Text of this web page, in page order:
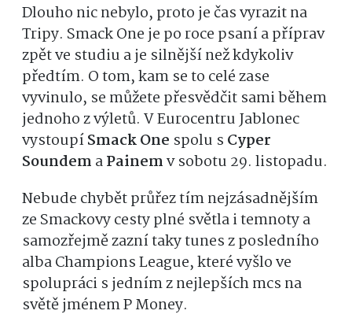
Dlouho nic nebylo, proto je čas vyrazit na
Tripy. Smack One je po roce psaní a příprav
zpět ve studiu a je silnější než kdykoliv
předtím. O tom, kam se to celé zase
vyvinulo, se můžete přesvědčit sami během
jednoho z výletů. V Eurocentru Jablonec
vystoupíSmack One spolu s Cyper
Soundem aPainemv sobotu 29. listopadu.
Nebude chybět průřez tím nejzásadnějším
ze Smackovy cesty plné světla i temnoty a
samozřejmě zazní taky tunes z posledního
alba Champions League, které vyšlo ve
spolupráci s jedním z nejlepších mcs na
světě jménem P Money.